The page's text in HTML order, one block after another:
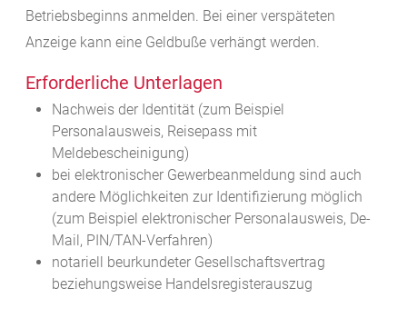
Betriebsbeginns anmelden. Bei einer verspäteten
Anzeige kann eine Geldbuße verhängt werden.
Erforderliche Unterlagen
Nachweis der Identität (zum Beispiel
Personalausweis, Reisepass mit
Meldebescheinigung)
bei elektronischer Gewerbeanmeldung sind auch
andere Möglichkeiten zur Identifizierung möglich
(zum Beispiel elektronischer Personalausweis, De-
Mail, PIN/TAN-Verfahren)
notariell beurkundeter Gesellschaftsvertrag
beziehungsweise Handelsregisterauszug